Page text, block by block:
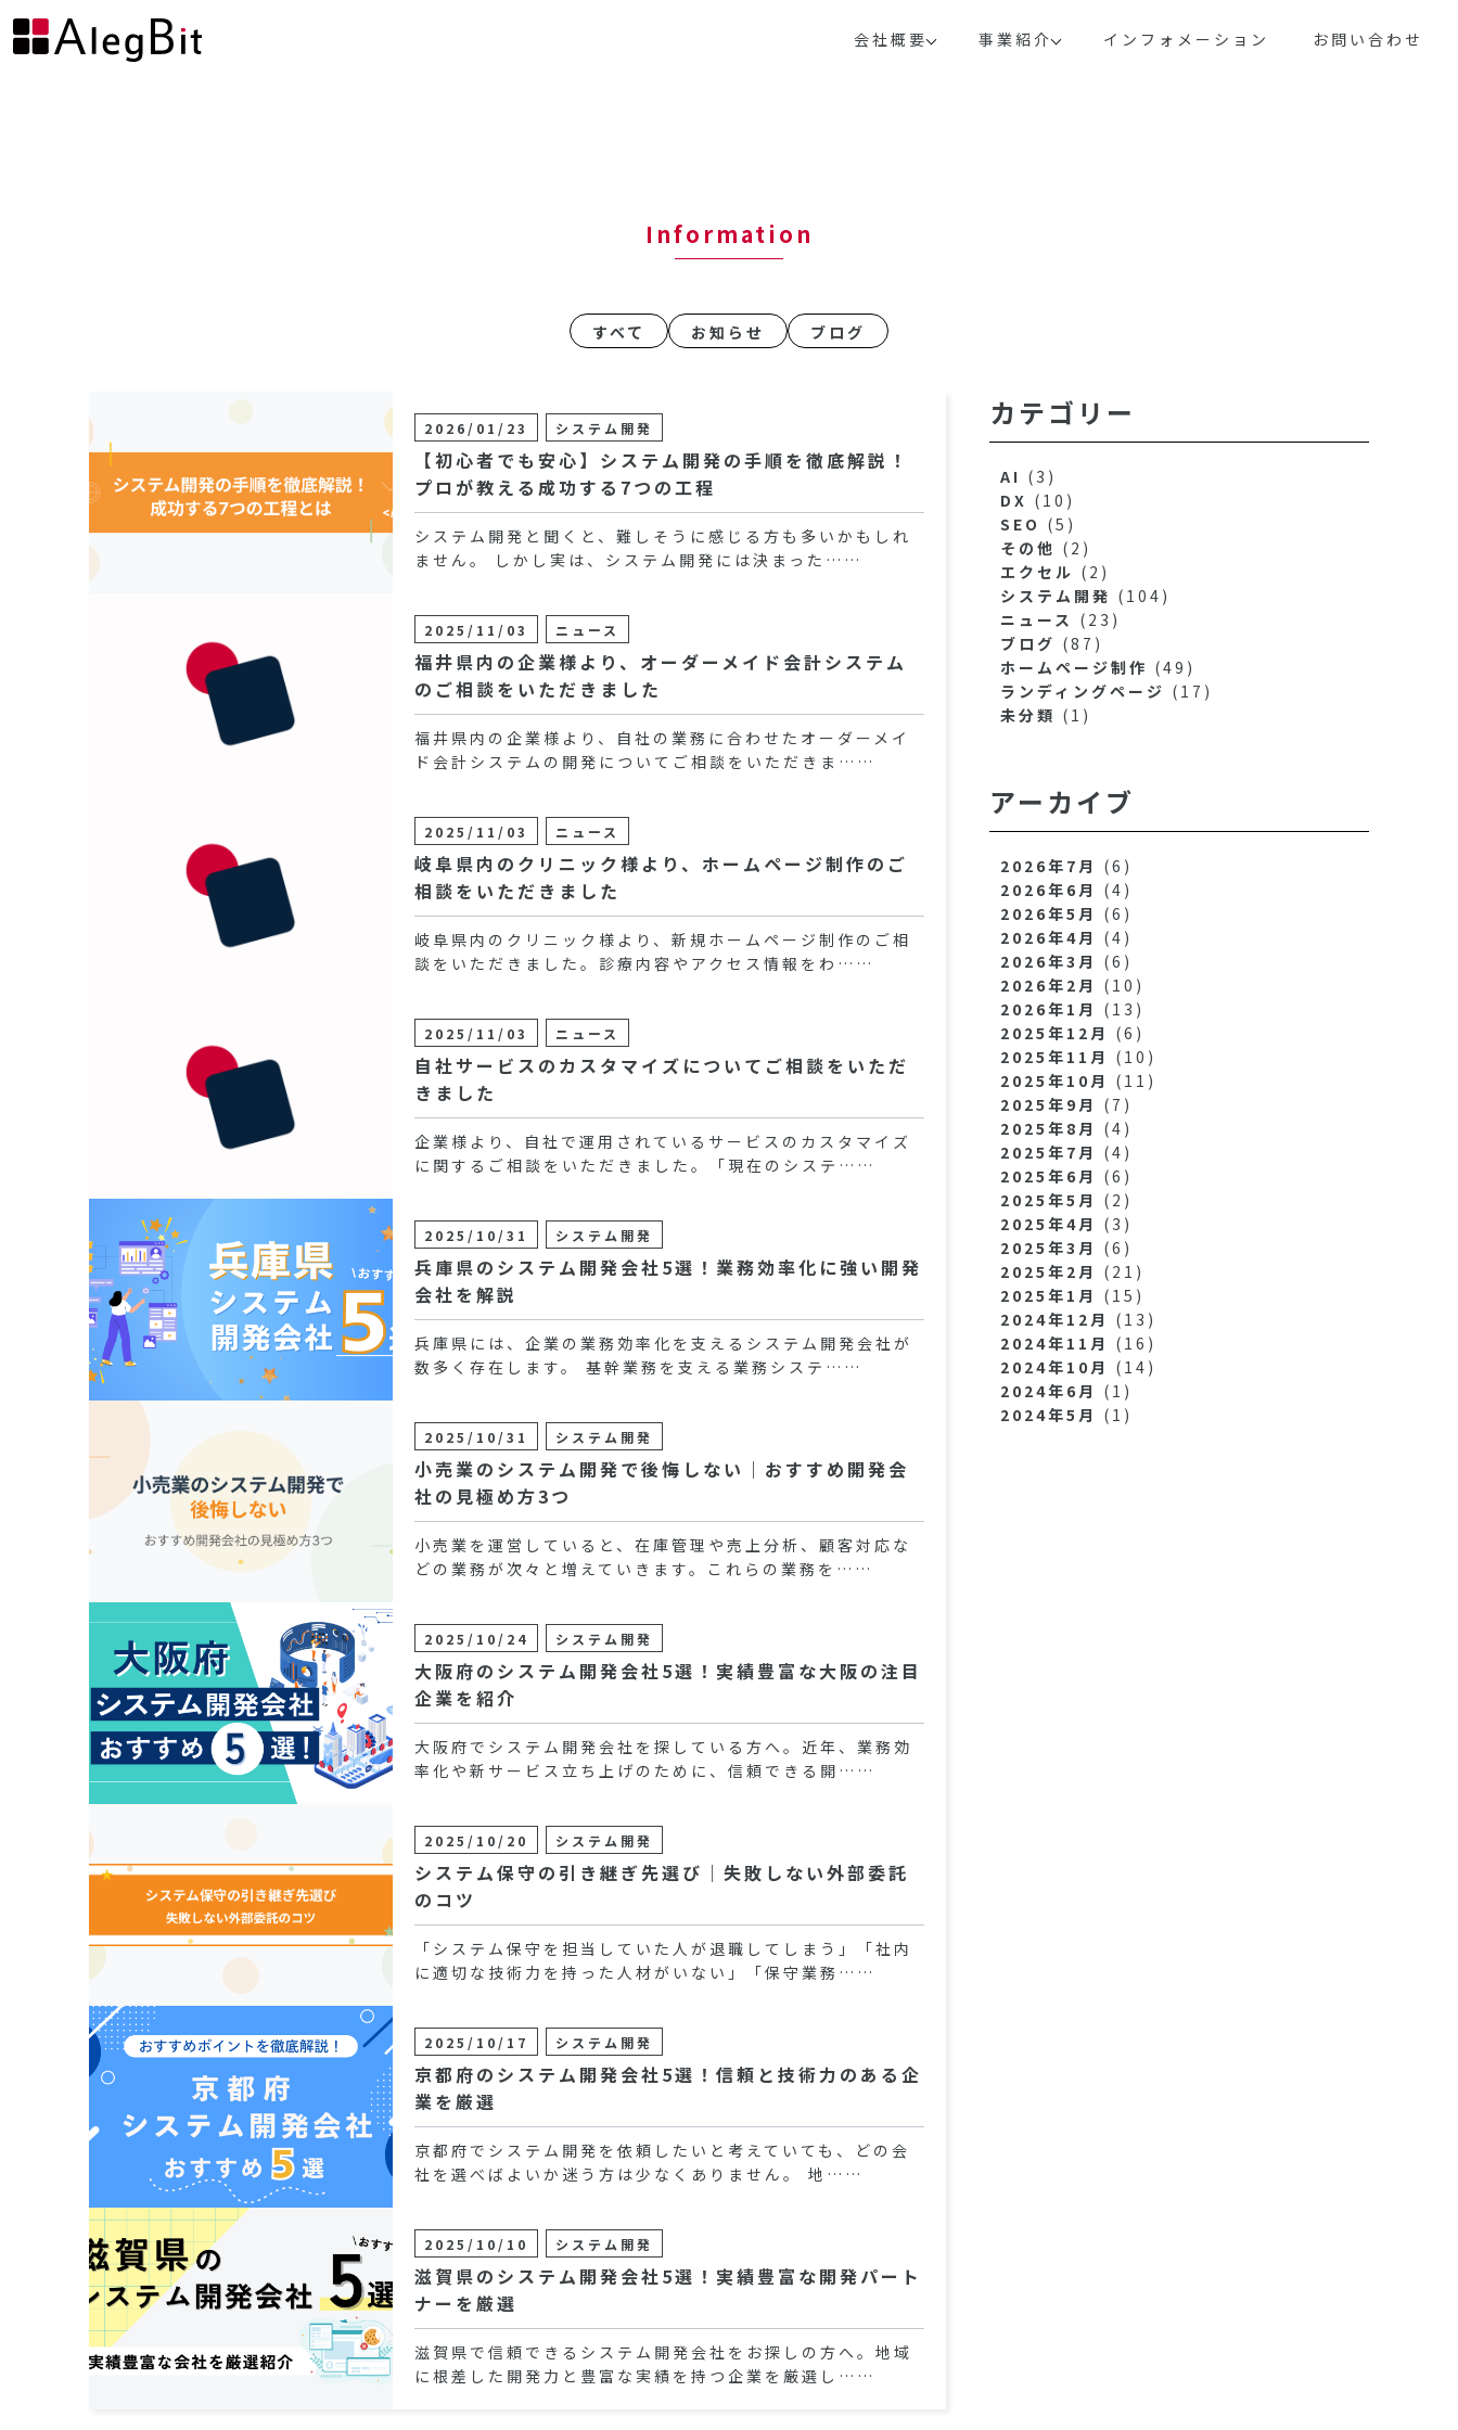
会社概要 事業紹介 インフォメーション お問い合わせ
Information
すべて お知らせ ブログ
2026/01/23 システム開発
【初心者でも安心】システム開発の手順を徹底解説！
プロが教える成功する7つの工程
システム開発と聞くと、難しそうに感じる方も多いかもしれ
ません。 しかし実は、システム開発には決まった……
2025/11/03 ニュース
福井県内の企業様より、オーダーメイド会計システム
のご相談をいただきました
福井県内の企業様より、自社の業務に合わせたオーダーメイ
ド会計システムの開発についてご相談をいただきま……
2025/11/03 ニュース
岐阜県内のクリニック様より、ホームページ制作のご
相談をいただきました
岐阜県内のクリニック様より、新規ホームページ制作のご相
談をいただきました。診療内容やアクセス情報をわ……
2025/11/03 ニュース
自社サービスのカスタマイズについてご相談をいただ
きました
企業様より、自社で運用されているサービスのカスタマイズ
に関するご相談をいただきました。「現在のシステ……
2025/10/31 システム開発
兵庫県のシステム開発会社5選！業務効率化に強い開発
会社を解説
兵庫県には、企業の業務効率化を支えるシステム開発会社が
数多く存在します。 基幹業務を支える業務システ……
2025/10/31 システム開発
小売業のシステム開発で後悔しない｜おすすめ開発会
社の見極め方3つ
小売業を運営していると、在庫管理や売上分析、顧客対応な
どの業務が次々と増えていきます。これらの業務を……
2025/10/24 システム開発
大阪府のシステム開発会社5選！実績豊富な大阪の注目
企業を紹介
大阪府でシステム開発会社を探している方へ。近年、業務効
率化や新サービス立ち上げのために、信頼できる開……
2025/10/20 システム開発
システム保守の引き継ぎ先選び｜失敗しない外部委託
のコツ
「システム保守を担当していた人が退職してしまう」「社内
に適切な技術力を持った人材がいない」「保守業務……
2025/10/17 システム開発
京都府のシステム開発会社5選！信頼と技術力のある企
業を厳選
京都府でシステム開発を依頼したいと考えていても、どの会
社を選べばよいか迷う方は少なくありません。 地……
2025/10/10 システム開発
滋賀県のシステム開発会社5選！実績豊富な開発パート
ナーを厳選
滋賀県で信頼できるシステム開発会社をお探しの方へ。地域
に根差した開発力と豊富な実績を持つ企業を厳選し……
カテゴリー
AI (3)
DX (10)
SEO (5)
その他 (2)
エクセル (2)
システム開発 (104)
ニュース (23)
ブログ (87)
ホームページ制作 (49)
ランディングページ (17)
未分類 (1)
アーカイブ
2026年7月 (6)
2026年6月 (4)
2026年5月 (6)
2026年4月 (4)
2026年3月 (6)
2026年2月 (10)
2026年1月 (13)
2025年12月 (6)
2025年11月 (10)
2025年10月 (11)
2025年9月 (7)
2025年8月 (4)
2025年7月 (4)
2025年6月 (6)
2025年5月 (2)
2025年4月 (3)
2025年3月 (6)
2025年2月 (21)
2025年1月 (15)
2024年12月 (13)
2024年11月 (16)
2024年10月 (14)
2024年6月 (1)
2024年5月 (1)